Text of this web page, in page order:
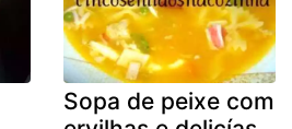
Sopa de peixe com